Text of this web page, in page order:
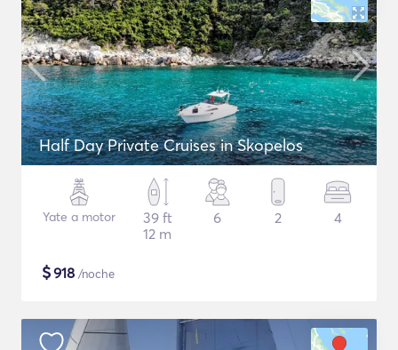
Half Day Private Cruises in Skopelos
Yate a motor
39 ft
12 m
6 2 4
$918 /noche